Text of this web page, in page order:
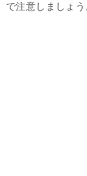
で注意しましょう